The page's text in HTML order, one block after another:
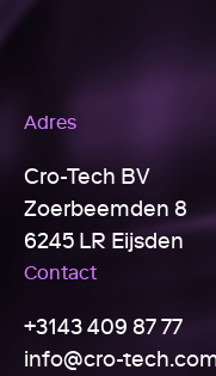
Adres
Cro-Tech BV
Zoerbeemden 8
6245 LR Eijsden
Contact
+3143 409 87 77
info@cro-